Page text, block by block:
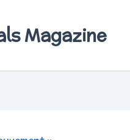
Magazine